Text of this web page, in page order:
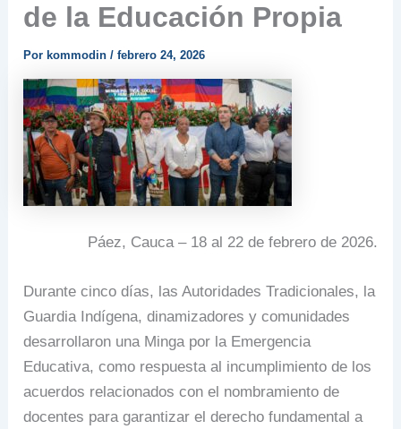
de la Educación Propia
Por kommodin/febrero 24, 2026
Páez, Cauca – 18 al 22 de febrero de 2026.
Durante cinco días, las Autoridades Tradicionales, la
Guardia Indígena, dinamizadores y comunidades
desarrollaron una Minga por la Emergencia
Educativa, como respuesta al incumplimiento de los
acuerdos relacionados con el nombramiento de
docentes para garantizar el derecho fundamental a